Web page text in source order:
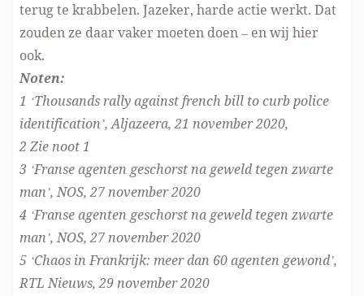
terug te krabbelen. Jazeker, harde actie werkt. Dat
zouden ze daar vaker moeten doen – en wij hier
ook.
Noten:
1 ‘Thousands rally against french bill to curb police
identification’, Aljazeera, 21 november 2020,
2 Zie noot 1
3 ‘Franse agenten geschorst na geweld tegen zwarte
man’, NOS, 27 november 2020
4 ‘Franse agenten geschorst na geweld tegen zwarte
man’, NOS, 27 november 2020
5 ‘Chaos in Frankrijk: meer dan 60 agenten gewond’,
RTL Nieuws, 29 november 2020